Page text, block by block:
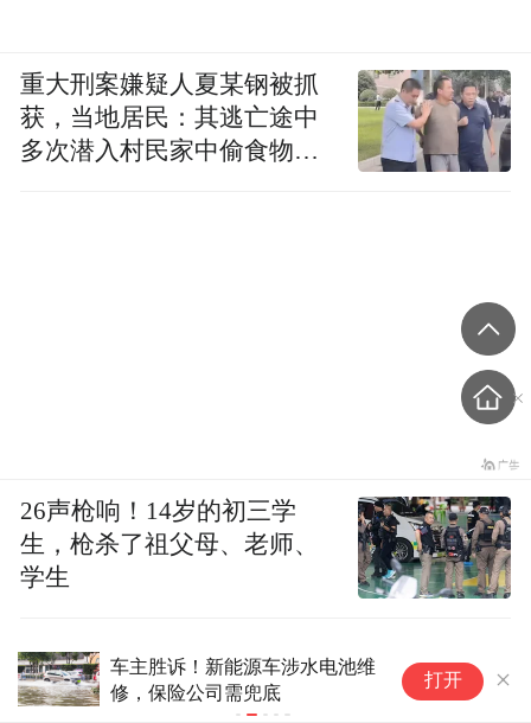
在微信朋友圈吐槽前老板被起
诉，法院判决明确3天可见不能
打开
重大刑案嫌疑人夏某钢被抓
获，当地居民：其逃亡途中
多次潜入村民家中偷食物被
26声枪响！14岁的初三学
生，枪杀了祖父母、老师、
学生